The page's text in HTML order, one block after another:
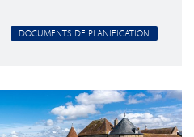
DOCUMENTS DE PLANIFICATION